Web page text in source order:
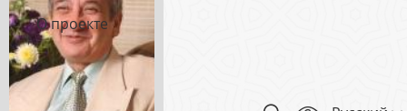
О проекте